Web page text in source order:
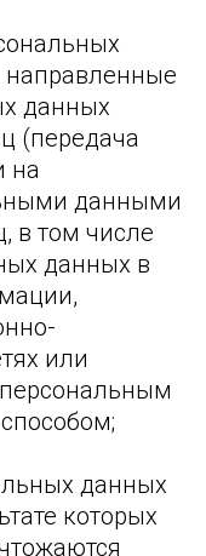
данных
(передача
на
данными
в том числе
данных в
или
данных
которых